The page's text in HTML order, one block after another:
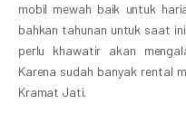
mobil mewah baik untuk
bahkan tahunan untuk saat
perlu khawatir akan
Karena sudah banyak rental
Kramat Jati.